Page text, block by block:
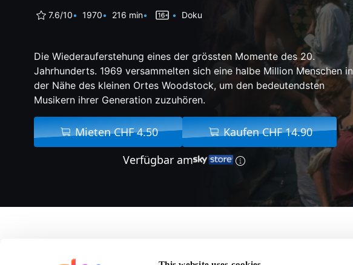
7.6/10 1970 216 min Doku
Die Wiederauferstehung eines der grössten Momente des 20.
Jahrhunderts. 1969 versammelten sich eine halbe Million Menschen in
der Nähe des kleinen Ortes Woodstock, um den bedeutendsten
Musikern ihrer Generation zuzuhören.
Mieten CHF 4.50
Kaufen CHF 14.90
Verfügbar am